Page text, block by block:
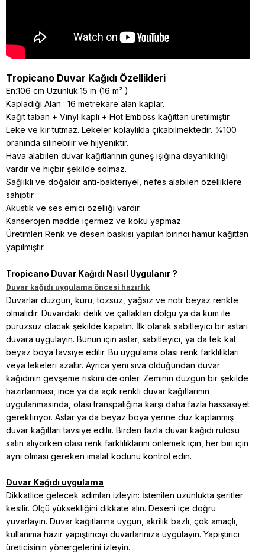
Tropicano Duvar Kağıdı Özellikleri
En:106 cm Uzunluk:15 m (16 m² )
Kapladığı Alan : 16 metrekare alan kaplar.
Kağıt taban + Vinyl kaplı + Hot Emboss kağıttan üretilmiştir.
Leke ve kir tutmaz. Lekeler kolaylıkla çıkabilmektedir. %100
oranında silinebilir ve hijyeniktir.
Hava alabilen duvar kağıtlarının güneş ışığına dayanıklılığı
vardır ve hiçbir şekilde solmaz.
Sağlıklı ve doğaldır anti-bakteriyel, nefes alabilen özelliklere
sahiptir.
Akustik ve ses emici özelliği vardır.
Kanserojen madde içermez ve koku yapmaz.
Üretimleri Renk ve desen baskısı yapılan birinci hamur kağıttan
yapılmıştır.
Tropicano Duvar Kağıdı Nasıl Uygulanır ?
Duvar kağıdı uygulama öncesi hazırlık
Duvarlar düzgün, kuru, tozsuz, yağsız ve nötr beyaz renkte
olmalıdır. Duvardaki delik ve çatlakları dolgu ya da kum ile
pürüzsüz olacak şekilde kapatın. İlk olarak sabitleyici bir astarı
duvara uygulayın. Bunun için astar, sabitleyici, ya da tek kat
beyaz boya tavsiye edilir. Bu uygulama olası renk farklılıkları
veya lekeleri azaltır. Ayrıca yeni sıva olduğundan duvar
kağıdının gevşeme riskini de önler. Zeminin düzgün bir şekilde
hazırlanması, ince ya da açık renkli duvar kağıtlarının
uygulanmasında, olası transpalığına karşı daha fazla hassasiyet
gerektiriyor. Astar ya da beyaz boya yerine düz kaplanmış
duvar kağıtları tavsiye edilir. Birden fazla duvar kağıdı rulosu
satın alıyorken olası renk farklılıklarını önlemek için, her biri için
aynı olması gereken imalat kodunu kontrol edin.
Duvar Kağıdı uygulama
Dikkatlice gelecek adımları izleyin: İstenilen uzunlukta şeritler
kesilir. Ölçü yüksekliğini dikkate alın. Deseni içe doğru
yuvarlayın. Duvar kağıtlarına uygun, akrilik bazlı, çok amaçlı,
kullanıma hazır yapıştırıcıyı duvarlarınıza uygulayın. Yapıştırıcı
üreticisinin yönergelerini izleyin.